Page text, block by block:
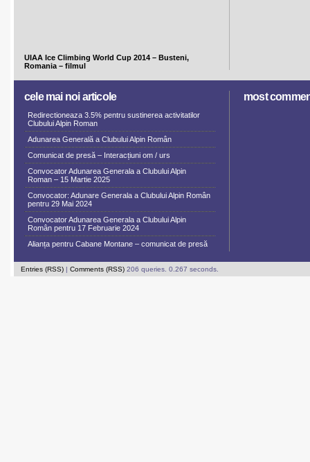
UIAA Ice Climbing World Cup 2014 – Busteni,
Romania – filmul
cele mai noi articole
Redirectioneaza 3.5% pentru sustinerea activitatilor
Clubului Alpin Roman
Adunarea Generală a Clubului Alpin Român
Comunicat de presă – Interacțiuni om / urs
Convocator Adunarea Generala a Clubului Alpin
Roman – 15 Martie 2025
Convocator: Adunare Generala a Clubului Alpin Român
pentru 29 Mai 2024
Convocator Adunarea Generala a Clubului Alpin
Român pentru 17 Februarie 2024
Alianța pentru Cabane Montane – comunicat de presă
most
Entries (RSS) | Comments (RSS) 206 queries. 0.267 seconds.